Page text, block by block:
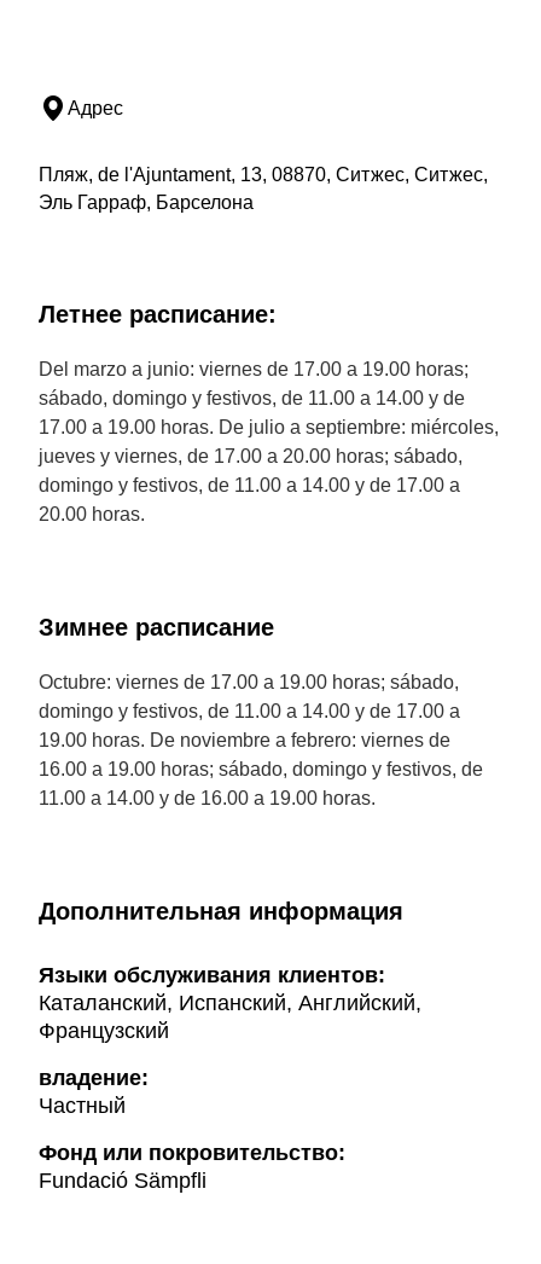
Адрес
Пляж, de l'Ajuntament, 13, 08870, Ситжес, Ситжес,
Эль Гарраф, Барселона
Летнее расписание:
Del marzo a junio: viernes de 17.00 a 19.00 horas;
sábado, domingo y festivos, de 11.00 a 14.00 y de
17.00 a 19.00 horas. De julio a septiembre: miércoles,
jueves y viernes, de 17.00 a 20.00 horas; sábado,
domingo y festivos, de 11.00 a 14.00 y de 17.00 a
20.00 horas.
Зимнее расписание
Octubre: viernes de 17.00 a 19.00 horas; sábado,
domingo y festivos, de 11.00 a 14.00 y de 17.00 a
19.00 horas. De noviembre a febrero: viernes de
16.00 a 19.00 horas; sábado, domingo y festivos, de
11.00 a 14.00 y de 16.00 a 19.00 horas.
Дополнительная информация
Языки обслуживания клиентов:
Каталанский, Испанский, Английский,
Французский
владение:
Частный
Фонд или покровительство:
Fundació Sämpfli